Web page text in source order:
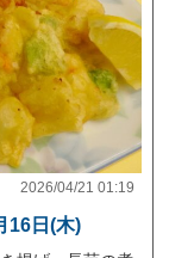
2026/04/21 01:19
16日(木)